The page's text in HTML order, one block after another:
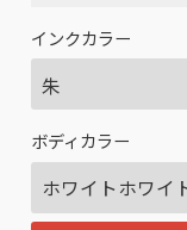
インクカラー
ボディカラー